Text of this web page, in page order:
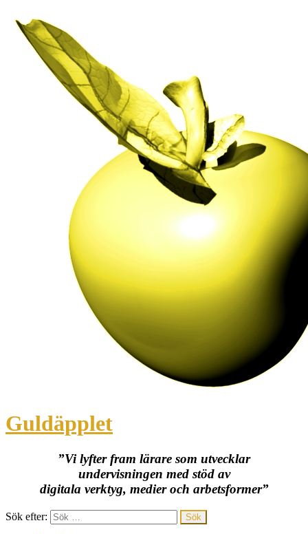
Guldäpplet
”Vi lyfter fram lärare som utvecklar
undervisningen med stöd av
digitala verktyg, medier och arbetsformer”
Sök efter: